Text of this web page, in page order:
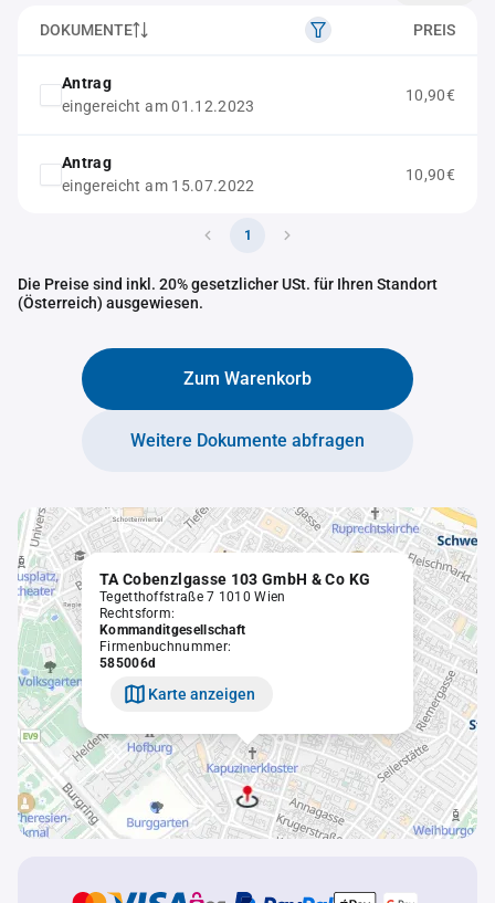
DOKUMENTE PREIS
Antrag
eingereicht am 01.12.2023
10,90€
Antrag
eingereicht am 15.07.2022
10,90€
1
Die Preise sind inkl. 20% gesetzlicher USt. für Ihren Standort
(Österreich) ausgewiesen.
Zum Warenkorb
Weitere Dokumente abfragen
TA Cobenzlgasse 103 GmbH & Co KG
Tegetthoffstraße 7 1010 Wien
Rechtsform:
Kommanditgesellschaft
Firmenbuchnummer:
585006d
Karte anzeigen